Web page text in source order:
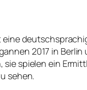
eine
2017 in
sie spielen ein
sehen.